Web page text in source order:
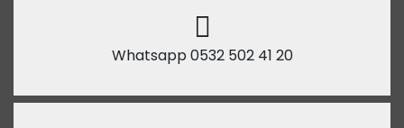
Whatsapp 0532 502 41 20